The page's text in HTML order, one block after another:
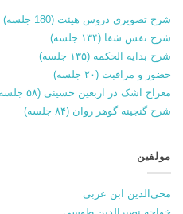
شرح تصویری دروس هیئت (180 جلسه)
شرح نفس شفا (۱۳۴ جلسه)
شرح بدایه الحکمه (۱۳۵ جلسه)
حضور و مراقبت (۲۰ جلسه)
معراج اشک در اربعین حسینی (۵۸ جلسه)
شرح گنجینه گوهر روان (۸۴ جلسه)
مولفین
محی‌الدین ابن عربی